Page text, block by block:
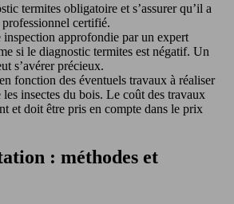
termites obligatoire et s’assurer qu’il a
certifié.
inspection approfondie par un expert
si le diagnostic termites est négatif. Un
s’avérer précieux.
fonction des éventuels travaux à réaliser
insectes du bois. Le coût des travaux
et doit être pris en compte dans le prix
: méthodes et